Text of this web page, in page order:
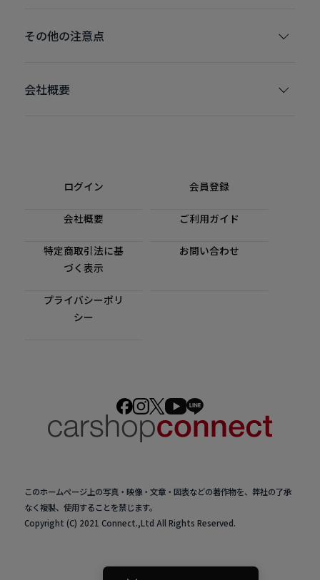
その他の注意点
会社概要
ログイン 会員登録
会社概要 ご利用ガイド
特定商取引法に基
づく表示
お問い合わせ
プライバシーポリ
シー
このホームページ上の写真・映像・文章・図表などの著作物を、弊社の了承
なく複製、使用することを禁じます。
Copyright (C) 2021 Connect.,Ltd All Rights Reserved.